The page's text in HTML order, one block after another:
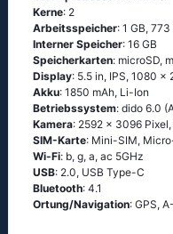
Kerne: 2
Arbeitsspeicher: 1 GB,
Interner Speicher: 16 GB
Speicherkarten: microSD,
Display: 5.5 in, IPS, 1080
Akku: 1850 mAh, Li-Ion
Betriebssystem: didо 6.0
Kamera: 2592 x 3096
SIM-Karte: Mini-SIM,
Wi-Fi: b, g, а, ас 5GНz
USB: 2.0, USB Type-C
Bluetooth: 4.1
Ortung/Navigation: GРS,